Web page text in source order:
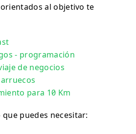
al objetivo te
- programación
de negocios
para 10 Km
puedes necesitar: